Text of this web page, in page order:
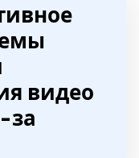
видео
за